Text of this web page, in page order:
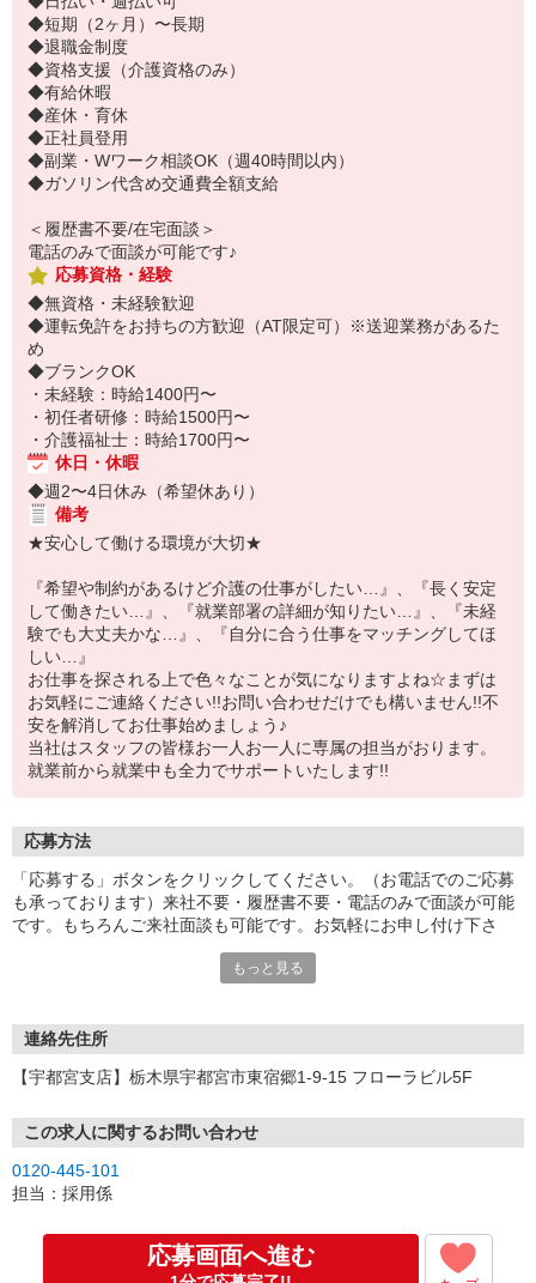
◆短期（2ヶ月）〜長期
◆退職金制度
◆資格支援（介護資格のみ）
◆有給休暇
◆産休・育休
◆正社員登用
◆副業・Wワーク相談OK（週40時間以内）
◆ガソリン代含め交通費全額支給
＜履歴書不要/在宅面談＞
電話のみで面談が可能です♪
応募資格・経験
◆無資格・未経験歓迎
◆運転免許をお持ちの方歓迎（AT限定可）※送迎業務があるた
め
◆ブランクOK
・未経験：時給1400円〜
・初任者研修：時給1500円〜
・介護福祉士：時給1700円〜
休日・休暇
◆週2〜4日休み（希望休あり）
備考
★安心して働ける環境が大切★
『希望や制約があるけど介護の仕事がしたい…』、『長く安定
して働きたい…』、『就業部署の詳細が知りたい…』、『未経
験でも大丈夫かな…』、『自分に合う仕事をマッチングしてほ
しい…』
お仕事を探される上で色々なことが気になりますよね☆まずは
お気軽にご連絡ください!!お問い合わせだけでも構いません!!不
安を解消してお仕事始めましょう♪
当社はスタッフの皆様お一人お一人に専属の担当がおります。
就業前から就業中も全力でサポートいたします!!
応募方法
「応募する」ボタンをクリックしてください。（お電話でのご応募
も承っております）来社不要・履歴書不要・電話のみで面談が可能
です。もちろんご来社面談も可能です。お気軽にお申し付け下さ
もっと見る
連絡先住所
【宇都宮支店】栃木県宇都宮市東宿郷1-9-15 フローラビル5F
この求人に関するお問い合わせ
0120-445-101
担当：採用係
応募画面へ進む